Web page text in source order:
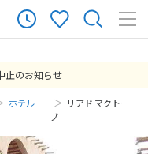
せん
ません
止のお知らせ
ホテル一
リアド マクトー
ブ